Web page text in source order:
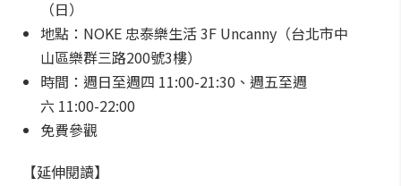
（日）
地點：NOKE 忠泰樂生活 3F Uncanny（台北市中
山區樂群三路200號3樓）
時間：週日至週四 11:00-21:30、週五至週
六 11:00-22:00
免費參觀
【延伸閱讀】